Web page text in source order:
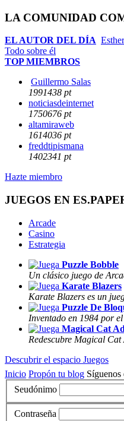
LA COMUNIDAD
EL AUTOR DEL DÍA
Todo sobre él
TOP MIEMBROS
Guillermo Salas
1991438 pt
noticiasdeinternet
1750676 pt
altamiraweb
1614036 pt
freddtipismana
1402341 pt
Hazte miembro
JUEGOS EN
Arcade
Casino
Estrategia
Puzzle Bobble
Un clásico juego de
Karate Blazers
Karate Blazers es un
Puzzle De
Inventado en 1984 por
Magical Cat
Redescubre Magical
Descubrir el espacio Juegos
Inicio Propón tu blog Síguenos
Seudónimo
Contraseña